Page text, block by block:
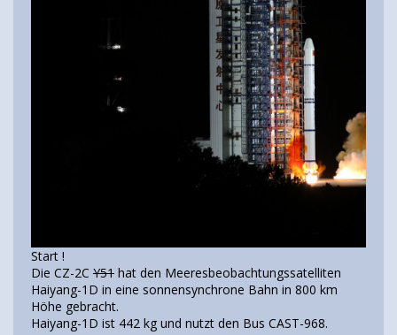
Start !
Die CZ-2C Y51 hat den Meeresbeobachtungssatelliten
Haiyang-1D in eine sonnensynchrone Bahn in 800 km
Höhe gebracht.
Haiyang-1D ist 442 kg und nutzt den Bus CAST-968.